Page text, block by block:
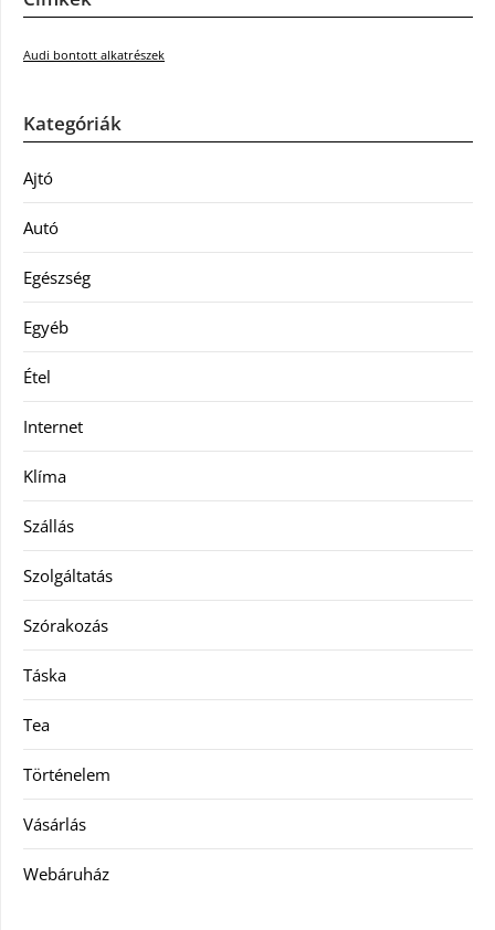
Audi bontott alkatrészek
Kategóriák
Ajtó
Autó
Egészség
Egyéb
Étel
Internet
Klíma
Szállás
Szolgáltatás
Szórakozás
Táska
Tea
Történelem
Vásárlás
Webáruház